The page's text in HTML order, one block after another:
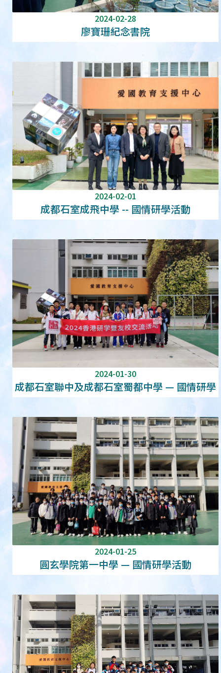
2024-02-28
廖寶珊紀念書院
2024-02-01
成都石室成飛中學 -- 國情研學活動
2024-01-30
成都石室聯中及成都石室蜀都中學 — 國情研學
2024-01-25
圓玄學院第一中學 — 國情研學活動